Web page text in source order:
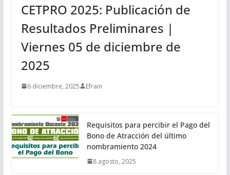
CETPRO 2025: Publicación de
Resultados Preliminares |
Viernes 05 de diciembre de
2025
6 diciembre, 2025 Efrain
Requisitos para percibir el Pago del
Bono de Atracción del último
nombramiento 2024
8 agosto, 2025